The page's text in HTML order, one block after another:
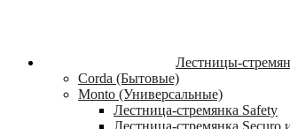
Лестницы-
Corda (Бытовые)
Monto (Универсальные)
Лестница-стремянка Safety